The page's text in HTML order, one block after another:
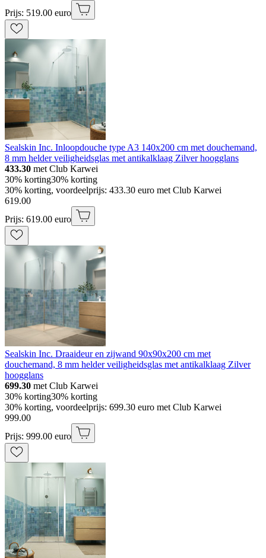
Prijs: 519.00 euro
Sealskin Inc. Inloopdouche type A3 140x200 cm met douchemand,
8 mm helder veiligheidsglas met antikalklaag Zilver hoogglans
433.30 met Club Karwei
30% korting30% korting
30% korting, voordeelprijs: 433.30 euro met Club Karwei
619.00
Prijs: 619.00 euro
Sealskin Inc. Draaideur en zijwand 90x90x200 cm met
douchemand, 8 mm helder veiligheidsglas met antikalklaag Zilver
hoogglans
699.30 met Club Karwei
30% korting30% korting
30% korting, voordeelprijs: 699.30 euro met Club Karwei
999.00
Prijs: 999.00 euro